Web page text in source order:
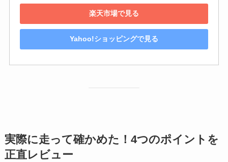
楽天市場で見る
Yahoo!ショッピングで見る
実際に走って確かめた！4つのポイントを
正直レビュー